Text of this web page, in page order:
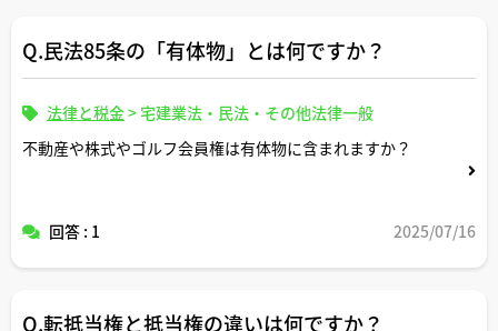
Q.民法85条の「有体物」とは何ですか？
法律と税金>宅建業法・民法・その他法律一般
不動産や株式やゴルフ会員権は有体物に含まれますか？
回答 : 1 2025/07/16
Q.転抵当権と抵当権の違いは何ですか？